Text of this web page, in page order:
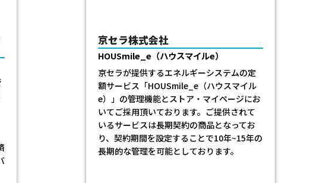
株式会社オプテージ
MAMOLEO ストア
オプテージが提供するIoT機器を利用した見
守りサービス「MAMOLEO」のサブスクプラ
ットフォームとして採用頂いております。
会員登録、サービスの販売、契約・請求管
理、お客さまの契約情報を確認できるマイ
ページなどをBplatsで提供しております。